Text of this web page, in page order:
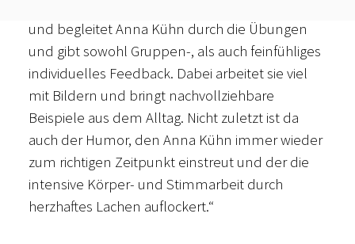
und begleitet Anna Kühn durch die Übungen
und gibt sowohl Gruppen-, als auch feinfühliges
individuelles Feedback. Dabei arbeitet sie viel
mit Bildern und bringt nachvollziehbare
Beispiele aus dem Alltag. Nicht zuletzt ist da
auch der Humor, den Anna Kühn immer wieder
zum richtigen Zeitpunkt einstreut und der die
intensive Körper- und Stimmarbeit durch
herzhaftes Lachen auflockert.“